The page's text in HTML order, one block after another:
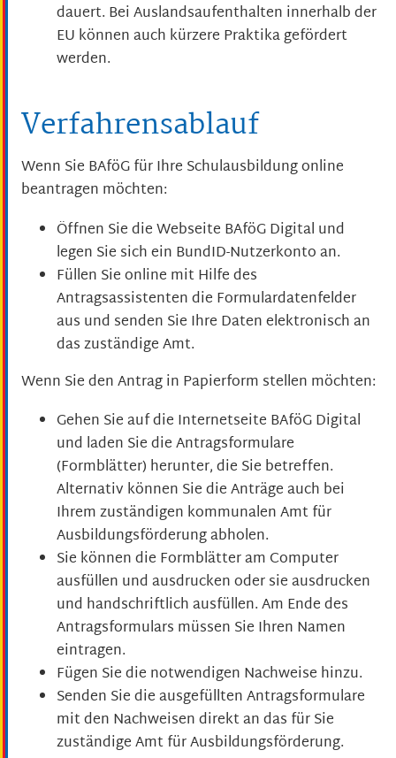
dauert. Bei Auslandsaufenthalten innerhalb der
EU können auch kürzere Praktika gefördert
werden.
Verfahrensablauf
Wenn Sie BAföG für Ihre Schulausbildung online
beantragen möchten:
Öffnen Sie die Webseite BAföG Digital und
legen Sie sich ein BundID-Nutzerkonto an.
Füllen Sie online mit Hilfe des
Antragsassistenten die Formulardatenfelder
aus und senden Sie Ihre Daten elektronisch an
das zuständige Amt.
Wenn Sie den Antrag in Papierform stellen möchten:
Gehen Sie auf die Internetseite BAföG Digital
und laden Sie die Antragsformulare
(Formblätter) herunter, die Sie betreffen.
Alternativ können Sie die Anträge auch bei
Ihrem zuständigen kommunalen Amt für
Ausbildungsförderung abholen.
Sie können die Formblätter am Computer
ausfüllen und ausdrucken oder sie ausdrucken
und handschriftlich ausfüllen. Am Ende des
Antragsformulars müssen Sie Ihren Namen
eintragen.
Fügen Sie die notwendigen Nachweise hinzu.
Senden Sie die ausgefüllten Antragsformulare
mit den Nachweisen direkt an das für Sie
zuständige Amt für Ausbildungsförderung.